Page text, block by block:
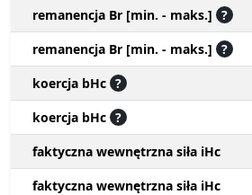
remanencja Br [min. - maks.] ?
remanencja Br [min. - maks.] ?
koercja bHc ?
koercja bHc ?
faktyczna wewnętrzna siła iHc
faktyczna wewnętrzna siła iHc